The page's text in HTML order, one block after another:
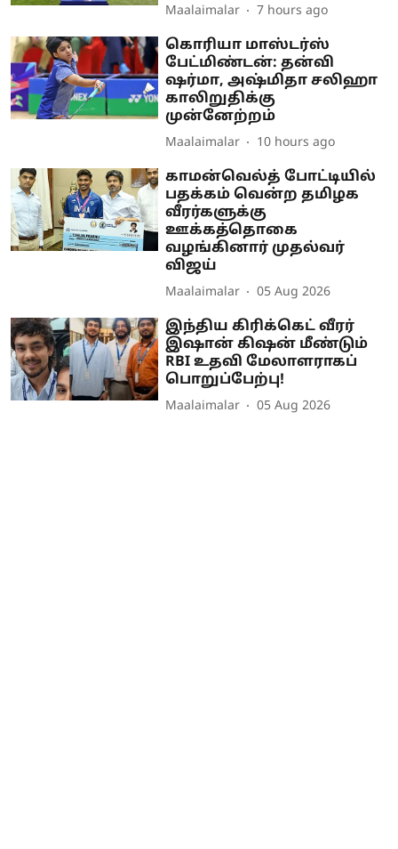
Maalaimalar 7 hours ago
கொரியா மாஸ்டர்ஸ்
பேட்மிண்டன்: தன்வி
ஷர்மா, அஷ்மிதா சலிஹா
காலிறுதிக்கு
முன்னேற்றம்
Maalaimalar 10 hours ago
காமன்வெல்த் போட்டியில்
பதக்கம் வென்ற தமிழக
வீரர்களுக்கு
ஊக்கத்தொகை
வழங்கினார் முதல்வர்
விஜய்
Maalaimalar 05 Aug 2026
இந்திய கிரிக்கெட் வீரர்
இஷான் கிஷன் மீண்டும்
RBI உதவி மேலாளராகப்
பொறுப்பேற்பு!
Maalaimalar 05 Aug 2026